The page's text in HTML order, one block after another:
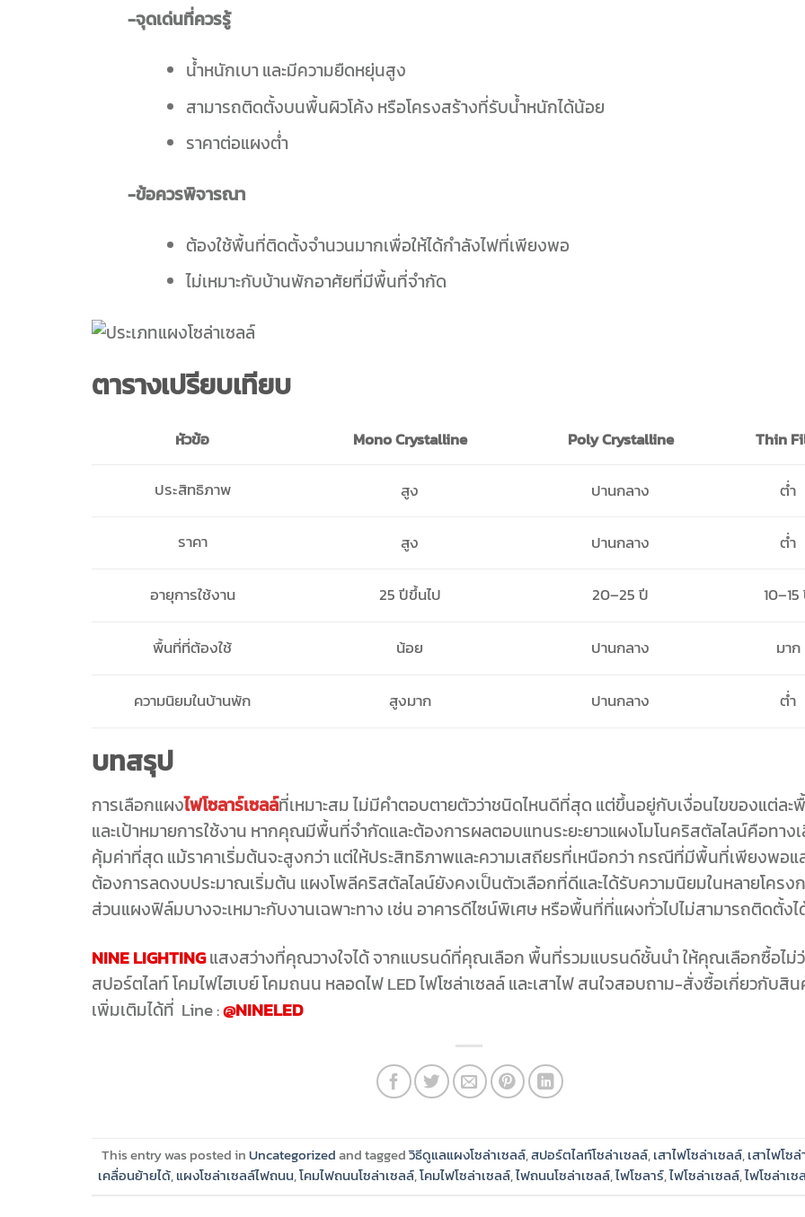
-จุดเด่นที่ควรรู้
น้ำหนักเบา และมีความยืดหยุ่นสูง
สามารถติดตั้งบนพื้นผิวโค้ง หรือโครงสร้างที่รับน้ำหนักได้น้อย
ราคาต่อแผงต่ำ
-ข้อควรพิจารณา
ต้องใช้พื้นที่ติดตั้งจำนวนมากเพื่อให้ได้กำลังไฟที่เพียงพอ
ไม่เหมาะกับบ้านพักอาศัยที่มีพื้นที่จำกัด
ตารางเปรียบเทียบ
หัวข้อ Mono Crystalline Poly Crystalline Thin
ประสิทธิภาพ สูง ปานกลาง ต่ำ
ราคา สูง ปานกลาง ต่ำ
อายุการใช้งาน 25 ปีขึ้นไป 20–25 ปี
พื้นที่ที่ต้องใช้ น้อย ปานกลาง มาก
ความนิยมในบ้านพัก สูงมาก ปานกลาง ต่ำ
บทสรุป
การเลือกแผงไฟโซลาร์เซลล์ที่เหมาะสม ไม่มีคำตอบตายตัวว่าชนิดไหนดีที่สุด แต่ขึ้นอยู่กับเงื่อนไขของแต่ละ
และเป้าหมายการใช้งาน หากคุณมีพื้นที่จำกัดและต้องการผลตอบแทนระยะยาวแผงโมโนคริสตัลไลน์คือทาง
คุ้มค่าที่สุด แม้ราคาเริ่มต้นจะสูงกว่า แต่ให้ประสิทธิภาพและความเสถียรที่เหนือกว่า กรณีที่มีพื้นที่เพียงพอแ
ต้องการลดงบประมาณเริ่มต้น แผงโพลีคริสตัลไลน์ยังคงเป็นตัวเลือกที่ดีและได้รับความนิยมในหลายโครง
ส่วนแผงฟิล์มบางจะเหมาะกับงานเฉพาะทาง เช่น อาคารดีไซน์พิเศษ หรือพื้นที่ที่แผงทั่วไปไม่สามารถติดตั้งไ
NINE LIGHTINGแสงสว่างที่คุณวางใจได้ จากแบรนด์ที่คุณเลือก พื้นที่รวมแบรนด์ชั้นนำ ให้คุณเลือกซื้อไม่ว่
สปอร์ตไลท์ โคมไฟไฮเบย์ โคมถนน หลอดไฟ LED ไฟโซล่าเซลล์ และเสาไฟ สนใจสอบถาม-สั่งซื้อเกี่ยวกับสิน
เพิ่มเติมได้ที่ Line :@NINELED
This entry was posted inUncategorizedand taggedวิธีดูแลแผงโซล่าเซลล์,สปอร์ตไลท์โซล่าเซลล์,เสาไฟโซล่าเซลล์,เสาไฟโซ
เคลื่อนย้ายได้,แผงโซล่าเซลล์ไฟถนน,โคมไฟถนนโซล่าเซลล์,โคมไฟโซล่าเซลล์,ไฟถนนโซล่าเซลล์,ไฟโซลาร์,ไฟโซล่าเซลล์,ไฟโซล่าเ